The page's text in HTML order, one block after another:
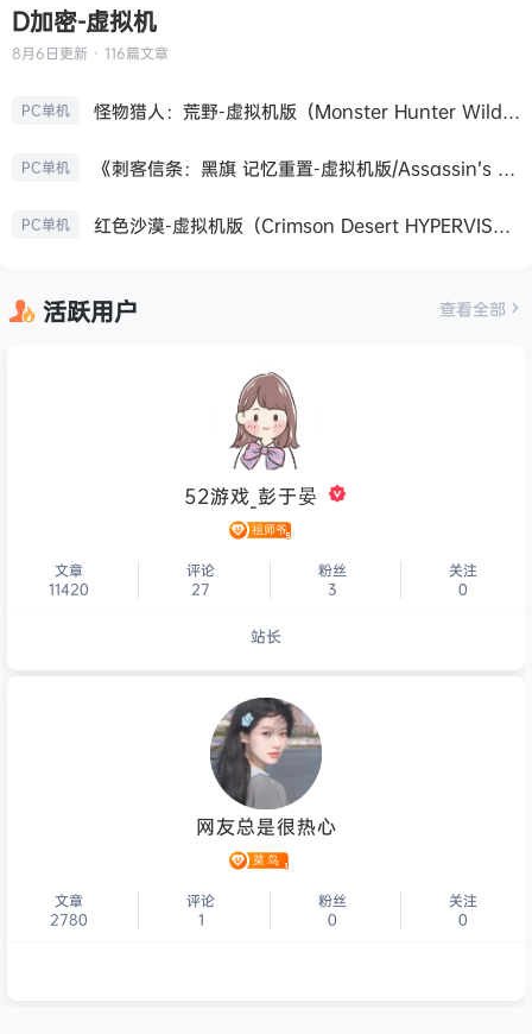
D加密-虚拟机
8月6日更新 · 116篇文章
PC单机 怪物猎人：荒野-虚拟机版（Monster Hunter Wilds HYPERVISOR）免安装中文版
PC单机 《刺客信条：黑旗 记忆重置-虚拟机版/Assassin’s Creed Black Flag Resynced HYPERVISOR》免安装中文版
PC单机 红色沙漠-虚拟机版（Crimson Desert HYPERVISOR）免安装中文版
活跃用户 查看全部
52游戏_彭于晏
文章
11420
评论
27
粉丝
3
关注
0
站长
个人主页
网友总是很热心
文章
2780
评论
1
粉丝
0
关注
0